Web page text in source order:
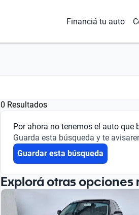
Financiá tu auto
0 Resultados
Por ahora no tenemos el auto que
Guarda esta búsqueda y te
Guardar esta búsqueda
Explorá otras